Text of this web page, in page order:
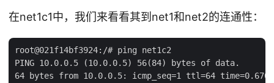
在net1c1中，我们来看看其到net1和net2的连通性：
root@021f14bf3924:/# ping net1c2
PING 10.0.0.5 (10.0.0.5) 56(84) bytes of data.
64 bytes from 10.0.0.5: icmp_seq=1 ttl=64 time=0.670